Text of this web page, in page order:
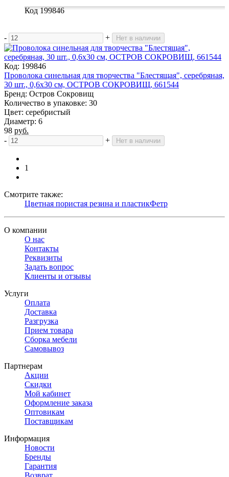
Код 199846
- + Нет в наличии
Код: 199846
Проволока синельная для творчества "Блестящая", серебряная,
30 шт., 0,6х30 см, ОСТРОВ СОКРОВИЩ, 661544
Бренд: Остров Сокровищ
Количество в упаковке: 30
Цвет: серебристый
Диаметр: 6
98 руб.
-
+ Нет в наличии
1
Смотрите также:
Цветная пористая резина и пластикФетр
О компании
О нас
Контакты
Реквизиты
Задать вопрос
Клиенты и отзывы
Услуги
Оплата
Доставка
Разгрузка
Прием товара
Сборка мебели
Самовывоз
Партнерам
Акции
Скидки
Мой кабинет
Оформление заказа
Оптовикам
Поставщикам
Информация
Новости
Бренды
Гарантия
Возврат